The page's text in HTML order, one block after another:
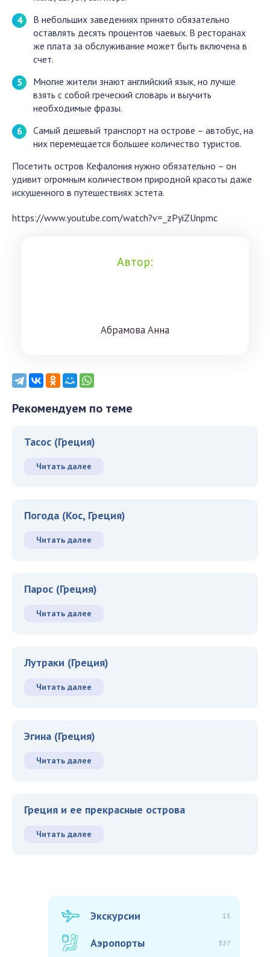
В небольших заведениях принято обязательно
оставлять десять процентов чаевых. В ресторанах
же плата за обслуживание может быть включена в
счет.
Многие жители знают английский язык, но лучше
взять с собой греческий словарь и выучить
необходимые фразы.
Самый дешевый транспорт на острове – автобус, на
них перемещается большее количество туристов.
Посетить остров Кефалония нужно обязательно – он
удивит огромным количеством природной красоты даже
искушенного в путешествиях эстета.
https://www.youtube.com/watch?v=_zPyiZUnpmc
Автор:
Aбрaмoвa Aннa
Рекомендуем по теме
Тасос (Греция)
Читать далее
Погода (Кос, Греция)
Читать далее
Парос (Греция)
Читать далее
Лутраки (Греция)
Читать далее
Эгина (Греция)
Читать далее
Греция и ее прекрасные острова
Читать далее
Экскурсии 15
Аэропорты 327